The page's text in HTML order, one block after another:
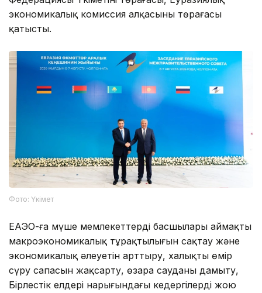
экономикалық комиссия алқасының төрағасы
қатысты.
Фото: Үкімет
ЕАЭО-ға мүше мемлекеттердің басшылары аймақтың
макроэкономикалық тұрақтылығын сақтау және
экономикалық әлеуетін арттыру, халықтың өмір
сүру сапасын жақсарту, өзара сауданы дамыту,
Бірлестік елдері нарығындағы кедергілерді жою